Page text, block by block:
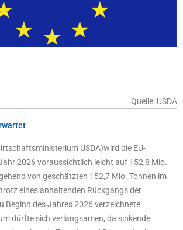
Quelle: USDA
USDA)wird die EU-
2026 voraussichtlich leicht auf 152,8 Mio.
von geschätzten 152,7 Mio. Tonnen im
eines anhaltenden Rückgangs der
Beginn des Jahres 2026 verzeichnete
dürfte sich verlangsamen, da sinkende